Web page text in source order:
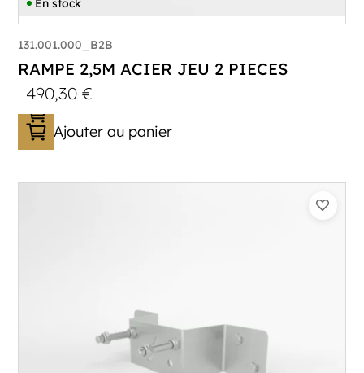
En stock
131.001.000_B2B
RAMPE 2,5M ACIER JEU 2 PIECES
490,30€
Ajouter au panier